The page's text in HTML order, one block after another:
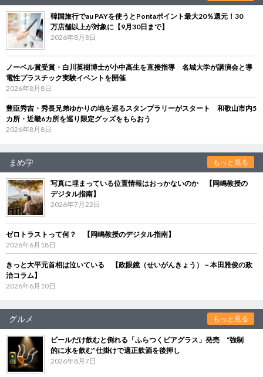
韓国旅行でau PAYを使うとPontaポイント最大20％還元！30
万店舗以上が対象に【9月30日まで】
2026年8月8日
ノーベル賞受賞・白川英樹博士が小中高生を直接指導 名城大学が講演会と導
電性プラスチック実験イベントを開催
2026年8月8日
豊臣秀吉・秀長兄弟ゆかりの地を巡るスタンプラリーがスタート 和歌山市内5
カ所・近畿6カ所を巡り限定グッズをもらおう
2026年8月8日
まめ学 もっと見る
写真に埋まっている位置情報はおっかないのか 【岡嶋教授の
デジタル指南】
2026年7月22日
ゼロトラストって何？ 【岡嶋教授のデジタル指南】
2026年6月18日
きっと大平元首相は泣いている 【政眼鏡（せいがんきょう）－本田雅俊の政
治コラム】
2026年6月10日
グルメ もっと見る
ビールだけ飲むと倒れる「ふらつくビアグラス」発売 “強制
的に水を飲む”仕掛けで適正飲酒を後押し
2026年8月7日